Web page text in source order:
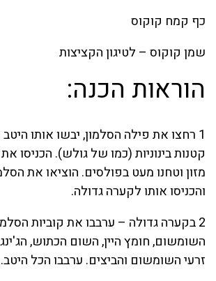
כף קמח קוקוס
שמן קוקוס – לטיגון הקציצות
הוראות הכנה:
1 רחצו את פילה הסלמון, יבשו אותו
קטנות בינוניות (כמו של גולש). הכניסו
מזון וטחנו מעט בפולסים. הוציאו את
והכניסו אותו לקערה גדולה.
2 בקערה גדולה – ערבבו את קוביות
השומשום, חומץ היין, השום הכתוש,
זרעי השומשום והביצים. ערבבו הכל היטב.